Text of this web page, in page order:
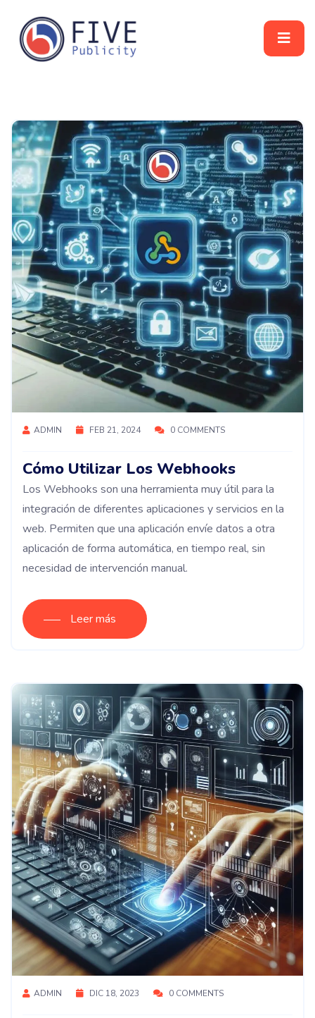
ADMIN FEB 21, 2024 0 COMMENTS
Cómo Utilizar Los Webhooks
Los Webhooks son una herramienta muy útil para la
integración de diferentes aplicaciones y servicios en la
web. Permiten que una aplicación envíe datos a otra
aplicación de forma automática, en tiempo real, sin
necesidad de intervención manual.
Leer más
ADMIN DIC 18, 2023 0 COMMENTS